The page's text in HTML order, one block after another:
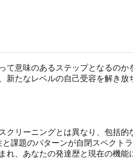
意味のあるステップとなるの
たなレベルの自己受容を解き
リーニングとは異なり、包括
課題のパターンが自閉スペクト
、あなたの発達歴と現在の機能